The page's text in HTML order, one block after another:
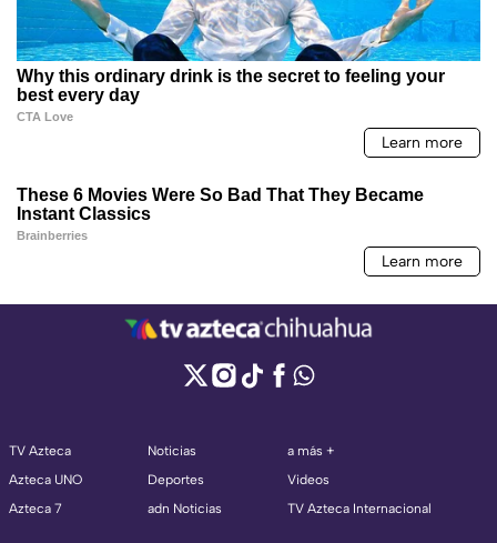
TV Azteca
Azteca UNO
Azteca 7
Noticias
Deportes
adn Noticias
a más +
Videos
TV Azteca Internacional